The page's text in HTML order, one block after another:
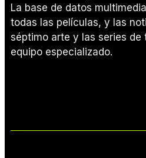
La base de datos
todas las películas, y las
séptimo arte y las series de
equipo especializado.